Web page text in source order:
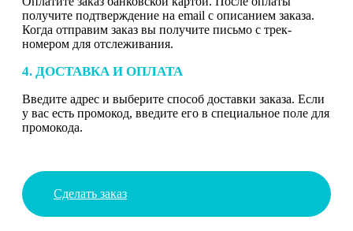
получите подтверждение на email с описанием заказа.
Когда отправим заказ вы получите письмо с трек-
номером для отслеживания.
4. ДОСТАВКА И ОПЛАТА
Введите адрес и выберите способ доставки заказа. Если
у вас есть промокод, введите его в специальное поле для
промокода.
Сделать заказ